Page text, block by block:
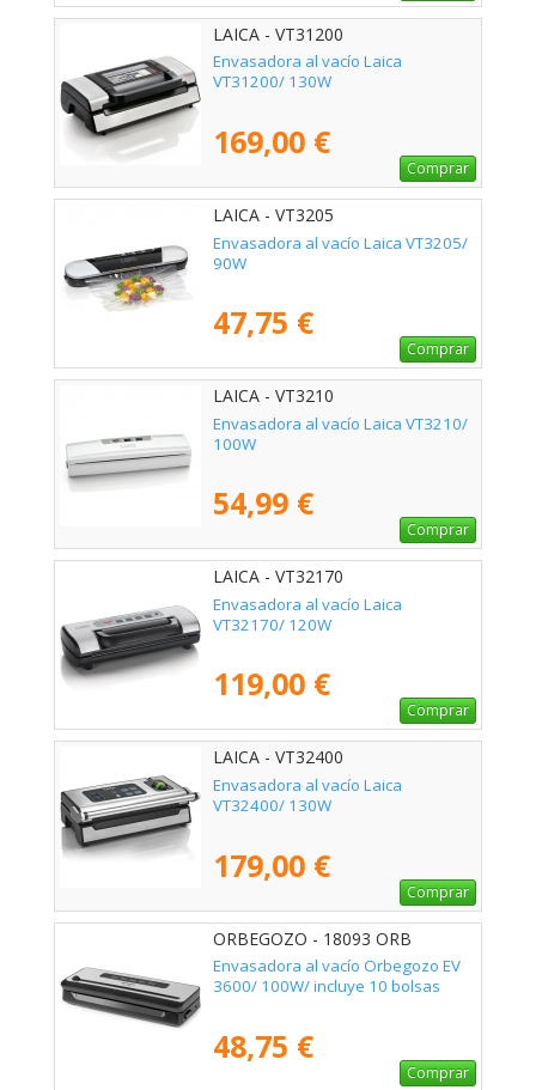
LAICA - VT31200
Envasadora al vacío Laica
VT31200/ 130W
169,00 €
Comprar
LAICA - VT3205
Envasadora al vacío Laica VT3205/
90W
47,75 €
Comprar
LAICA - VT3210
Envasadora al vacío Laica VT3210/
100W
54,99 €
Comprar
LAICA - VT32170
Envasadora al vacío Laica
VT32170/ 120W
119,00 €
Comprar
LAICA - VT32400
Envasadora al vacío Laica
VT32400/ 130W
179,00 €
Comprar
ORBEGOZO - 18093 ORB
Envasadora al vacío Orbegozo EV
3600/ 100W/ incluye 10 bolsas
48,75 €
Comprar